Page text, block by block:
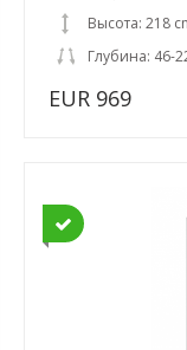
Высота: 218
Глубина: 46-
EUR 969